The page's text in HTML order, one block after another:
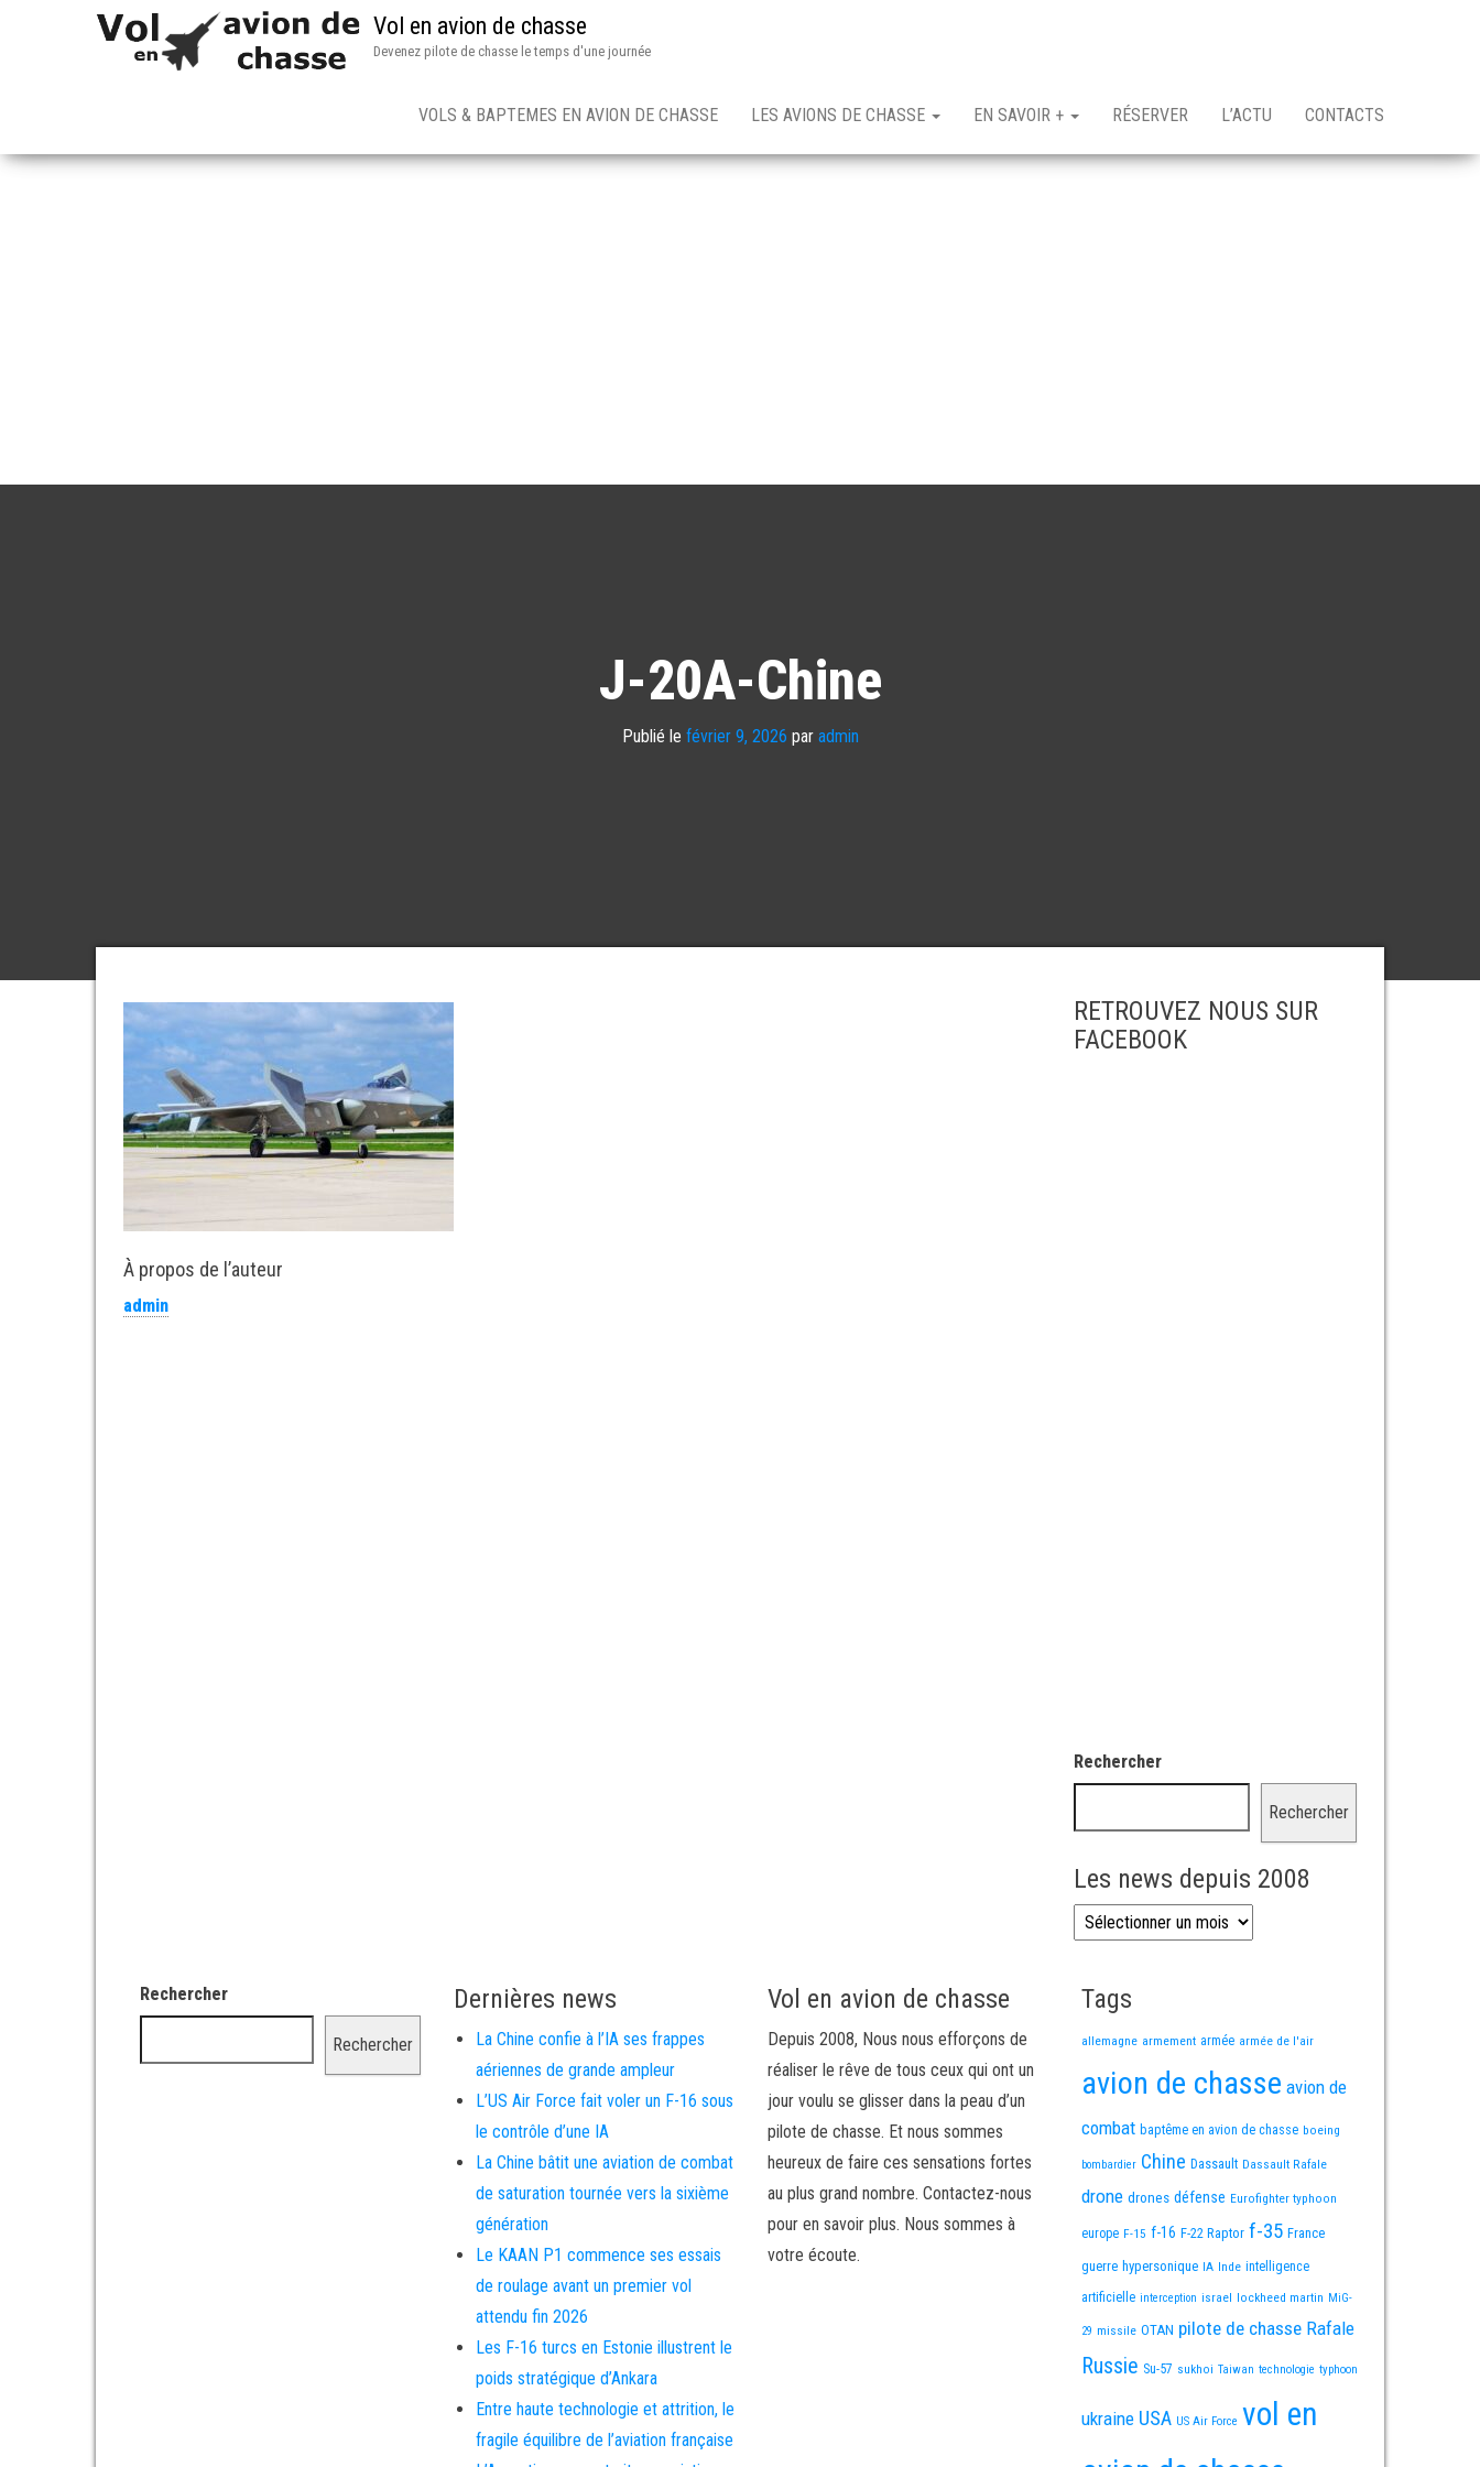
Vol en avion de chasse
Devenez pilote de chasse le temps d'une journée
VOLS & BAPTEMES EN AVION DE CHASSE LES AVIONS DE CHASSE EN SAVOIR + RÉSERVER L’ACTU CONTACTS
J-20A-Chine
Publié le février 9, 2026 par admin
À propos de l’auteur
admin
RETROUVEZ NOUS SUR
FACEBOOK
Rechercher
Rechercher
Les news depuis 2008
Les news depuis 2008
Rechercher
Rechercher
Dernières news
La Chine confie à l’IA ses frappes
aériennes de grande ampleur
L’US Air Force fait voler un F-16 sous
le contrôle d’une IA
La Chine bâtit une aviation de combat
de saturation tournée vers la sixième
génération
Le KAAN P1 commence ses essais
de roulage avant un premier vol
attendu fin 2026
Les F-16 turcs en Estonie illustrent le
poids stratégique d’Ankara
Entre haute technologie et attrition, le
fragile équilibre de l’aviation française
Vol en avion de chasse
Depuis 2008, Nous nous efforçons de
réaliser le rêve de tous ceux qui ont un
jour voulu se glisser dans la peau d’un
pilote de chasse. Et nous sommes
heureux de faire ces sensations fortes
au plus grand nombre. Contactez-nous
pour en savoir plus. Nous sommes à
votre écoute.
Tags
allemagne armement armée armée de l'air
avion de chasse avion de
combat baptême en avion de chasse boeing
bombardier Chine Dassault Dassault Rafale
drone drones défense Eurofighter typhoon
europe F-15 f-16 F-22 Raptor f-35 France
guerre hypersonique IA Inde intelligence
artificielle interception israel lockheed martin MiG-
29 missile OTAN pilote de chasse Rafale
Russie Su-57 sukhoi Taiwan technologie typhoon
ukraine USA US Air Force vol en